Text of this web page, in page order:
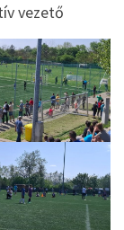
vezető